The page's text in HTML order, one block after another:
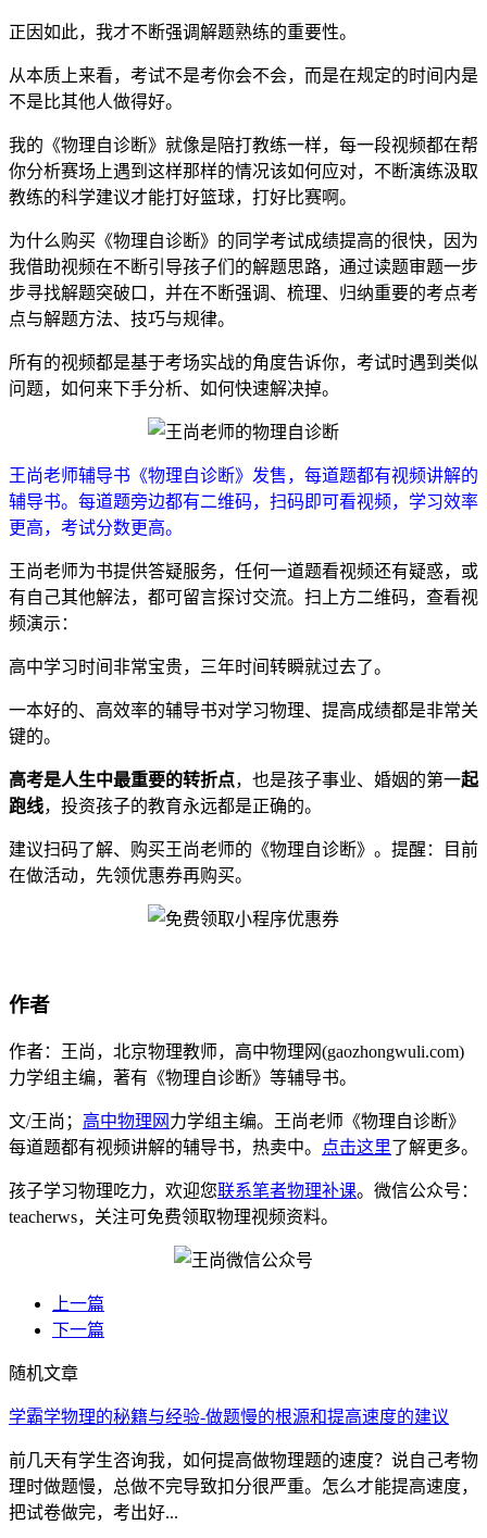
正因如此，我才不断强调解题熟练的重要性。
从本质上来看，考试不是考你会不会，而是在规定的时间内是
不是比其他人做得好。
我的《物理自诊断》就像是陪打教练一样，每一段视频都在帮
你分析赛场上遇到这样那样的情况该如何应对，不断演练汲取
教练的科学建议才能打好篮球，打好比赛啊。
为什么购买《物理自诊断》的同学考试成绩提高的很快，因为
我借助视频在不断引导孩子们的解题思路，通过读题审题一步
步寻找解题突破口，并在不断强调、梳理、归纳重要的考点考
点与解题方法、技巧与规律。
所有的视频都是基于考场实战的角度告诉你，考试时遇到类似
问题，如何来下手分析、如何快速解决掉。
王尚老师辅导书《物理自诊断》发售，每道题都有视频讲解的
辅导书。每道题旁边都有二维码，扫码即可看视频，学习效率
更高，考试分数更高。
王尚老师为书提供答疑服务，任何一道题看视频还有疑惑，或
有自己其他解法，都可留言探讨交流。扫上方二维码，查看视
频演示：
高中学习时间非常宝贵，三年时间转瞬就过去了。
一本好的、高效率的辅导书对学习物理、提高成绩都是非常关
键的。
高考是人生中最重要的转折点，也是孩子事业、婚姻的第一起
跑线，投资孩子的教育永远都是正确的。
建议扫码了解、购买王尚老师的《物理自诊断》。提醒：目前
在做活动，先领优惠券再购买。
作者
作者：王尚，北京物理教师，高中物理网(gaozhongwuli.com)
力学组主编，著有《物理自诊断》等辅导书。
文/王尚； 高中物理网 力学组主编。王尚老师《物理自诊断》
每道题都有视频讲解的辅导书，热卖中。
点击这里了解更多。
孩子学习物理吃力，欢迎您联系笔者物理补课。微信公众号：
teacherws，关注可免费领取物理视频资料。
上一篇
下一篇
随机文章
学霸学物理的秘籍与经验-做题慢的根源和提高速度的建议
前几天有学生咨询我，如何提高做物理题的速度？说自己考物
理时做题慢，总做不完导致扣分很严重。怎么才能提高速度，
把试卷做完，考出好...